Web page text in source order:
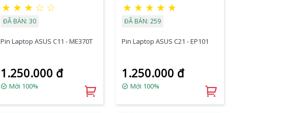
★ ★ ★ ☆ ☆
ĐÃ BÁN: 30
Pin Laptop ASUS C11 - ME370T
1.250.000 đ
Mới 100%
★ ★ ★ ★ ★
ĐÃ BÁN: 259
Pin Laptop ASUS C21 - EP101
1.250.000 đ
Mới 100%